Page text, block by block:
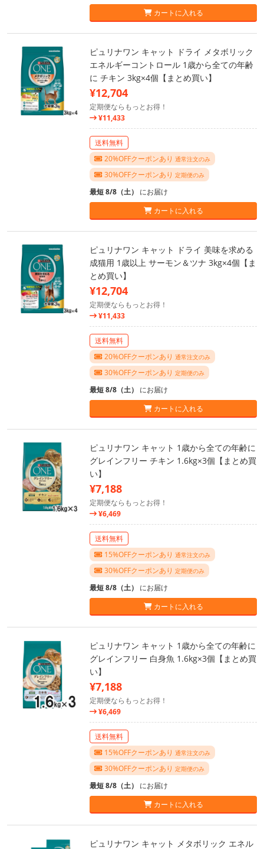
カートに入れる
ピュリナワン キャット ドライ メタボリック
エネルギーコントロール 1歳から全ての年齢
に チキン 3kg×4個【まとめ買い】
¥12,704
定期便ならもっとお得！
¥11,433
送料無料
20%OFFクーポンあり 通常注文のみ
30%OFFクーポンあり 定期便のみ
最短 8/8（土） にお届け
カートに入れる
ピュリナワン キャット ドライ 美味を求める
成猫用 1歳以上 サーモン＆ツナ 3kg×4個【ま
とめ買い】
¥12,704
定期便ならもっとお得！
¥11,433
送料無料
20%OFFクーポンあり 通常注文のみ
30%OFFクーポンあり 定期便のみ
最短 8/8（土） にお届け
カートに入れる
ピュリナワン キャット 1歳から全ての年齢に
グレインフリー チキン 1.6kg×3個【まとめ買
い】
¥7,188
定期便ならもっとお得！
¥6,469
送料無料
15%OFFクーポンあり 通常注文のみ
30%OFFクーポンあり 定期便のみ
最短 8/8（土） にお届け
カートに入れる
ピュリナワン キャット 1歳から全ての年齢に
グレインフリー 白身魚 1.6kg×3個【まとめ買
い】
¥7,188
定期便ならもっとお得！
¥6,469
送料無料
15%OFFクーポンあり 通常注文のみ
30%OFFクーポンあり 定期便のみ
最短 8/8（土） にお届け
カートに入れる
ピュリナワン キャット メタボリック エネル